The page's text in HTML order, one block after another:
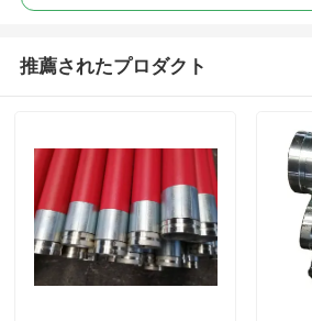
推薦されたプロダクト